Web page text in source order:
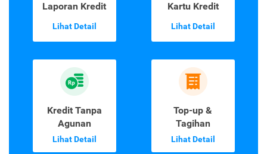
Laporan Kredit
Lihat Detail
Kartu Kredit
Lihat Detail
Kredit Tanpa
Agunan
Lihat Detail
Top-up &
Tagihan
Lihat Detail